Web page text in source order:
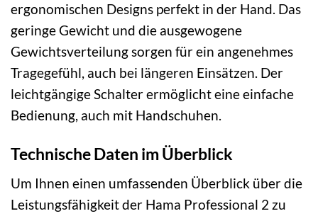
ergonomischen Designs perfekt in der Hand. Das
geringe Gewicht und die ausgewogene
Gewichtsverteilung sorgen für ein angenehmes
Tragegefühl, auch bei längeren Einsätzen. Der
leichtgängige Schalter ermöglicht eine einfache
Bedienung, auch mit Handschuhen.
Technische Daten im Überblick
Um Ihnen einen umfassenden Überblick über die
Leistungsfähigkeit der Hama Professional 2 zu